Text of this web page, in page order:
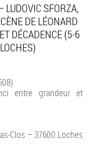
LUDOVIC SFORZA,
DE LÉONARD
DÉCADENCE (5-6
entre grandeur et
Clos – 37600 Loches